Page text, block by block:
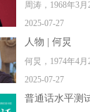
声倾天下播音主
久更新！
极县 ，本科毕业
播电视学专业。
人、新闻播音员
周涛，1968年3
徽省淮南市田家
广播学院（现中
研究生 ，中国著
2025-07-27
人物 | 何炅
何炅，1974年4
长沙市雨花区，
演员、歌手、导
2025-07-27
普通话水平测